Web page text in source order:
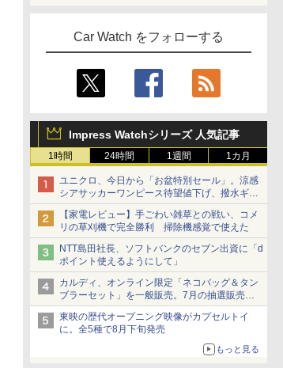
Car Watch をフォローする
Impress Watchシリーズ 人気記事
1時間 24時間 1週間 1カ月
ユニクロ、今日から「お盆特別セール」。涼感
シアサッカーワンピース待望値下げ、撥水ギア
ショーツは1990円に
【家電レビュー】手ごわい雑草との戦い、コメ
リの草刈機で完全勝利 掃除機感覚で使えた
NTT島田社長、ソフトバンクのセブン出資に「d
ポイント使えるようにして」
カルディ、オンライン限定「ネコバッグ＆タン
ブラーセット」を一般販売。7月の抽選販売の
当選無効分
東映の歴代オープニング映像がカプセルトイ
に。全5種で8月下旬発売
もっと見る